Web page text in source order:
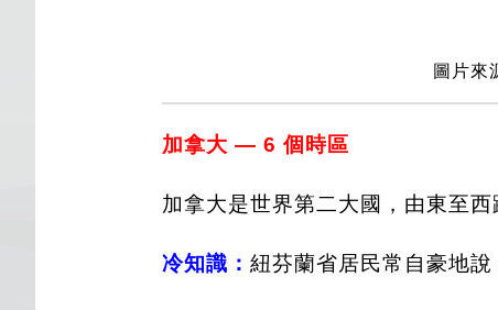
圖片來
加拿大 — 6 個時區
加拿大是世界第二大國，由東至
冷知識： 紐芬蘭省居民常自豪地